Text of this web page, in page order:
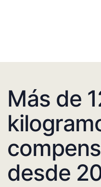
Más de
desde